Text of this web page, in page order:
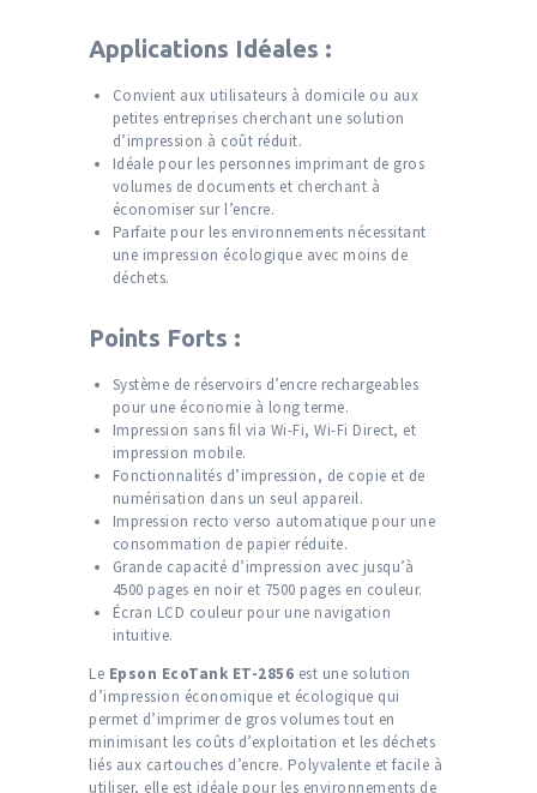
Applications Idéales :
Convient aux utilisateurs à domicile ou aux
petites entreprises cherchant une solution
d’impression à coût réduit.
Idéale pour les personnes imprimant de gros
volumes de documents et cherchant à
économiser sur l’encre.
Parfaite pour les environnements nécessitant
une impression écologique avec moins de
déchets.
Points Forts :
Système de réservoirs d’encre rechargeables
pour une économie à long terme.
Impression sans fil via Wi-Fi, Wi-Fi Direct, et
impression mobile.
Fonctionnalités d’impression, de copie et de
numérisation dans un seul appareil.
Impression recto verso automatique pour une
consommation de papier réduite.
Grande capacité d’impression avec jusqu’à
4500 pages en noir et 7500 pages en couleur.
Écran LCD couleur pour une navigation
intuitive.
Le Epson EcoTank ET-2856 est une solution
d’impression économique et écologique qui
permet d’imprimer de gros volumes tout en
minimisant les coûts d’exploitation et les déchets
liés aux cartouches d’encre. Polyvalente et facile à
utiliser, elle est idéale pour les environnements de